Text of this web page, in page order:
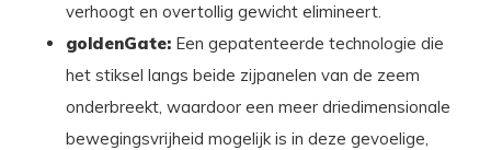
verhoogt en overtollig gewicht elimineert.
goldenGate: Een gepatenteerde technologie die
het stiksel langs beide zijpanelen van de zeem
onderbreekt, waardoor een meer driedimensionale
bewegingsvrijheid mogelijk is in deze gevoelige,